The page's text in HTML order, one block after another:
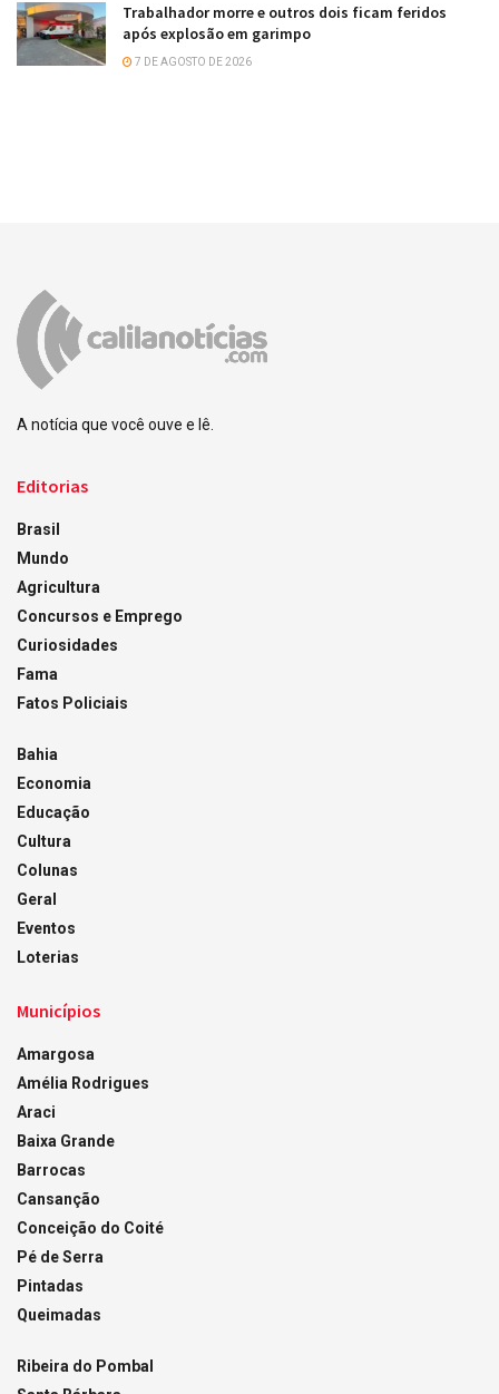
Trabalhador morre e outros dois ficam feridos
após explosão em garimpo
7 DE AGOSTO DE 2026
A notícia que você ouve e lê.
Editorias
Brasil
Mundo
Agricultura
Concursos e Emprego
Curiosidades
Fama
Fatos Policiais
Bahia
Economia
Educação
Cultura
Colunas
Geral
Eventos
Loterias
Municípios
Amargosa
Amélia Rodrigues
Araci
Baixa Grande
Barrocas
Cansanção
Conceição do Coité
Pé de Serra
Pintadas
Queimadas
Ribeira do Pombal